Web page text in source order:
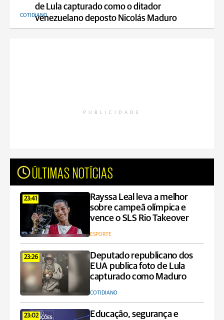
de Lula capturado como o ditador
venezuelano deposto Nicolás Maduro
COTIDIANO
PUBLICIDADE
ÚLTIMAS NOTÍCIAS
23:41
Rayssa Leal leva a melhor
sobre campeã olímpica e
vence o SLS Rio Takeover
ESPORTE
23:26
Deputado republicano dos
EUA publica foto de Lula
capturado como Maduro
COTIDIANO
23:02 Educação, segurança e